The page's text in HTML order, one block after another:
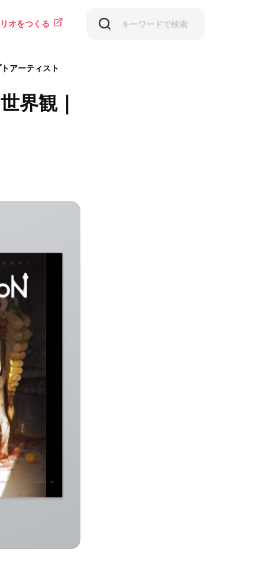
オをつくる
アーティスト
界観｜